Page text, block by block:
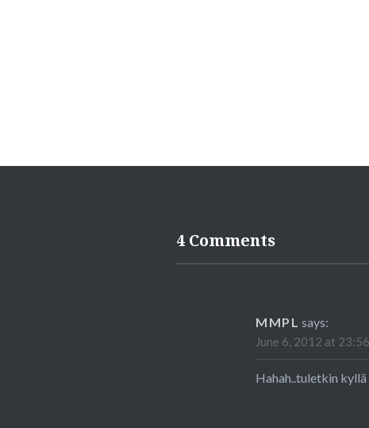
4 Comments
MMPL says:
June 6, 2012 at 23:56
Hahah..tuletkin kyllä